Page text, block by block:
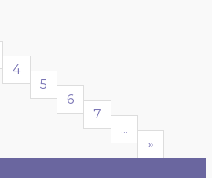
4
5
6
7
...
»